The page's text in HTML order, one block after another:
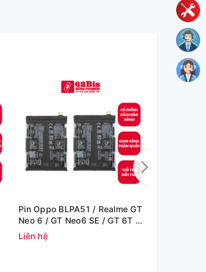
Pin Oppo BLPA51 / Realme GT
Neo 6 / GT Neo6 SE / GT 6T -
5500mAh (Zin Cty)
Liên hệ